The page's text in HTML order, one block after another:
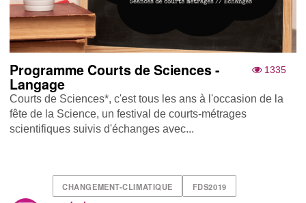
1335
Programme Courts de Sciences -
Langage
Courts de Sciences*, c'est tous les ans à l'occasion de la
fête de la Science, un festival de courts-métrages
scientifiques suivis d'échanges avec...
CHANGEMENT-CLIMATIQUE FDS2019